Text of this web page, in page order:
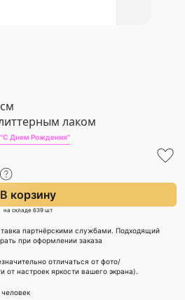
лаком
"С Днем Рождения"
В корзину
на складе 639 шт
партнёрскими службами. Подходящий
при оформлении заказа
отличаться от фото/
от настроек яркости вашего экрана).